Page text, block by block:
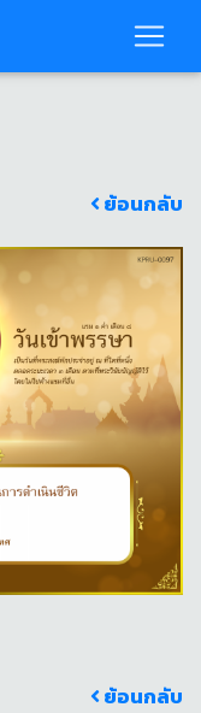
ย้อนกลับ
ย้อนกลับ